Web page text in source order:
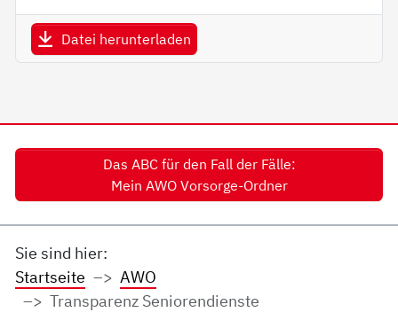
Datei herunterladen
Das ABC für den Fall der Fälle:
Mein AWO Vorsorge-Ordner
Sie sind hier:
Startseite
AWO
Transparenz Seniorendienste